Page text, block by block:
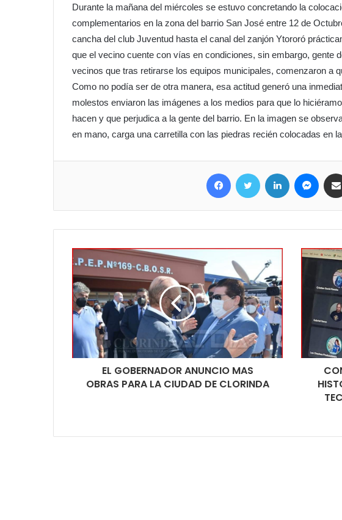
Durante la mañana del miércoles se estuvo concretando la
complementarios en la zona del barrio San José entre 12 de
cancha del club Juventud hasta el canal del zanjón Ytororó
que el vecino cuente con vías en condiciones, sin embargo, gente
vecinos que tras retirarse los equipos municipales, comenzaron a
Como no podía ser de otra manera, esa actitud generó una
molestos enviaron las imágenes a los medios para que lo
hacen y que perjudica a la gente del barrio. En la imagen se
en mano, carga una carretilla con las piedras recién colocadas en
Facebook Twitter LinkedIn
EL GOBERNADOR ANUNCIO MAS
OBRAS PARA LA CIUDAD DE CLORINDA